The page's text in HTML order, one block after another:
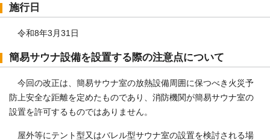
施行日
令和8年3月31日
簡易サウナ設備を設置する際の注意点について
今回の改正は、簡易サウナ室の放熱設備周囲に保つべき火災予
防上安全な距離を定めたものであり、消防機関が簡易サウナ室の
設置を許可するものではありません。
屋外等にテント型又はバレル型サウナ室の設置を検討される場